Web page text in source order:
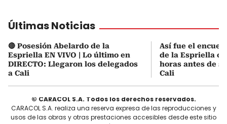
Últimas Noticias
🔴 Posesión Abelardo de la
Espriella EN VIVO | Lo último en
DIRECTO: Llegaron los delegados
a Cali
Así fue el
de la Espriella
horas antes de
Cali
© CARACOL S.A. Todos los derechos reservados.
CARACOL S.A. realiza una reserva expresa de las reproducciones y
usos de las obras y otras prestaciones accesibles desde este sitio